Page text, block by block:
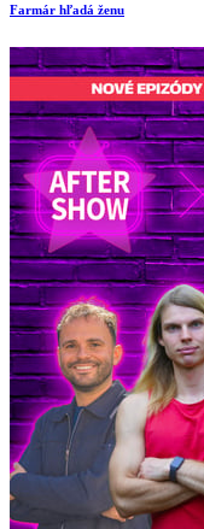
Farmár hľadá ženu